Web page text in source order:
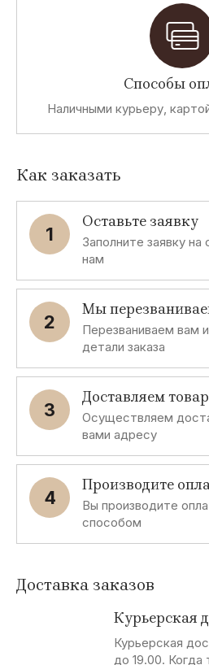
Способы
Наличными курьеру,
Как заказать
1
Оставьте заявку
Заполните заявку на
нам
2
Мы
Перезваниваем вам
детали заказа
3
Доставляем товар
Осуществляем
вами адресу
4
Производите
Вы производите
способом
Доставка заказов
Курьерская
Курьерская
до 19.00. Когда